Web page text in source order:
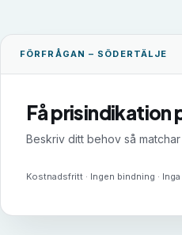
FÖRFRÅGAN – SÖDERTÄLJE
Få prisindikation
Beskriv ditt behov så
Kostnadsfritt · Ingen bindning ·